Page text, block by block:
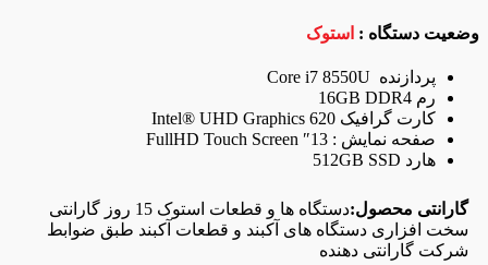
وضعیت دستگاه : استوک
پردازنده Core i7 8550U
رم 16GB DDR4
کارت گرافیک Intel® UHD Graphics 620
صفحه نمایش : 13″ FullHD Touch Screen
هارد 512GB SSD
گارانتی محصول:
دستگاه ها و قطعات استوک 15 روز گارانتی
سخت افزاری دستگاه های آکبند و قطعات آکبند طبق ضوابط
شرکت گارانتی دهنده